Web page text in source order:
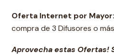
Oferta Internet por Mayor:
compra de 3 Difusores o
Aprovecha estas Ofertas!